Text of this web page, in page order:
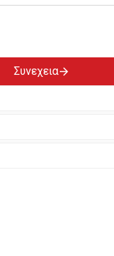
Συνεχεια